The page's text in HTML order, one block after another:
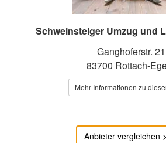
Schweinsteiger Umzug und
Ganghoferstr. 21
83700 Rottach-
Mehr Informationen zu
Anbieter vergleichen